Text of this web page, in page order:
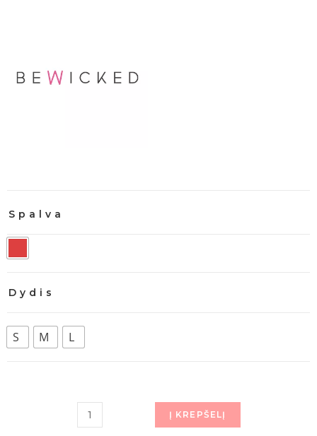
Spalva
Dydis
S M L
Į KREPŠELĮ